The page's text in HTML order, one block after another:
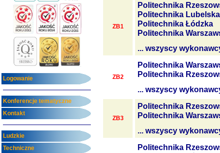
Logowanie
Konferencje tematyczne
Kontakt
Ludzkie
Techniczne
ZB1
Politechnika
Politechnika Lubelska
Politechnika Łódzka
Politechnika
... wszyscy
ZB2
Politechnika
Politechnika
... wszyscy
ZB3
Politechnika
Politechnika
... wszyscy
Politechnika